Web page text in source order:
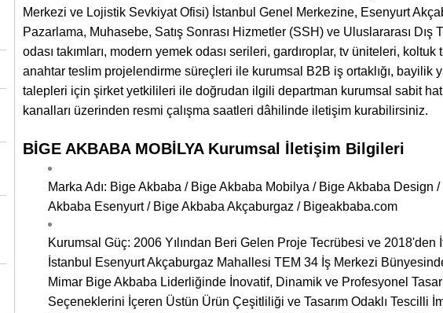
Merkezi ve Lojistik Sevkiyat Ofisi) İstanbul Genel Merkezine, Esenyurt
Pazarlama, Muhasebe, Satış Sonrası Hizmetler (SSH) ve Uluslararası
odası takımları, modern yemek odası serileri, gardıroplar, tv üniteleri,
anahtar teslim projelendirme süreçleri ile kurumsal B2B iş ortaklığı, bayilik
talepleri için şirket yetkilileri ile doğrudan ilgili departman kurumsal sabit
kanalları üzerinden resmi çalışma saatleri dâhilinde iletişim kurabilirsiniz.
BİGE AKBABA MOBİLYA Kurumsal İletişim Bilgileri
Marka Adı: Bige Akbaba / Bige Akbaba Mobilya / Bige Akbaba Design
Akbaba Esenyurt / Bige Akbaba Akçaburgaz / Bigeakbaba.com
Kurumsal Güç: 2006 Yılından Beri Gelen Proje Tecrübesi ve
İstanbul Esenyurt Akçaburgaz Mahallesi TEM 34 İş Merkezi
Mimar Bige Akbaba Liderliğinde İnovatif, Dinamik ve Profesyonel
Seçeneklerini İçeren Üstün Ürün Çeşitliliği ve Tasarım Odaklı Tescilli